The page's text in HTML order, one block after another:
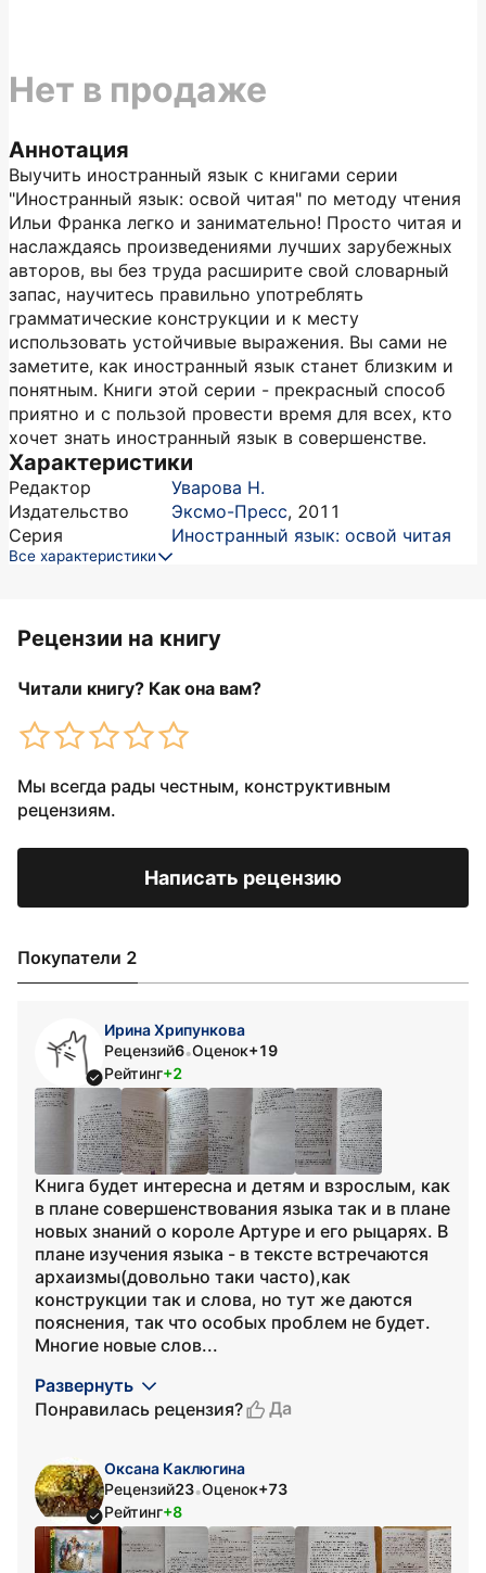
Аннотация
Выучить иностранный язык с книгами серии
"Иностранный язык: освой читая" по методу чтения
Ильи Франка легко и занимательно! Просто читая и
наслаждаясь произведениями лучших зарубежных
авторов, вы без труда расширите свой словарный
запас, научитесь правильно употреблять
грамматические конструкции и к месту
использовать устойчивые выражения. Вы сами не
заметите, как иностранный язык станет близким и
понятным. Книги этой серии - прекрасный способ
приятно и с пользой провести время для всех, кто
хочет знать иностранный язык в совершенстве.
Характеристики
Редактор
Уварова Н.
Издательство
Эксмо-Пресс, 2011
Серия
Иностранный язык: освой читая
Все характеристики
Нет в продаже
Рецензии на книгу
Читали книгу? Как она вам?
Мы всегда рады честным, конструктивным
рецензиям.
Написать рецензию
Покупатели 2
Ирина Хрипункова
Рецензий6•Оценок+19
Рейтинг+2
Книга будет интересна и детям и взрослым, как
в плане совершенствования языка так и в плане
новых знаний о короле Артуре и его рыцарях. В
плане изучения языка - в тексте встречаются
архаизмы(довольно таки часто),как
конструкции так и слова, но тут же даются
пояснения, так что особых проблем не будет.
Многие новые слов...
Развернуть
Понравилась рецензия?
Да
Оксана Каклюгина
Рецензий23•Оценок+73
Рейтинг+8